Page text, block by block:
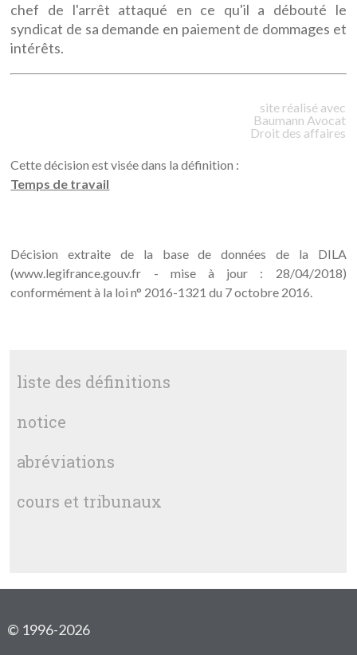
chef de l'arrêt attaqué en ce qu'il a débouté le
syndicat de sa demande en paiement de dommages et
intérêts.
site réalisé avec
Baumann Avocat
Droit des affaires
Cette décision est visée dans la définition :
Temps de travail
Décision extraite de la base de données de la DILA
(www.legifrance.gouv.fr - mise à jour : 28/04/2018)
conformément à la loi n° 2016-1321 du 7 octobre 2016.
liste des définitions
notice
abréviations
cours et tribunaux
© 1996-2026